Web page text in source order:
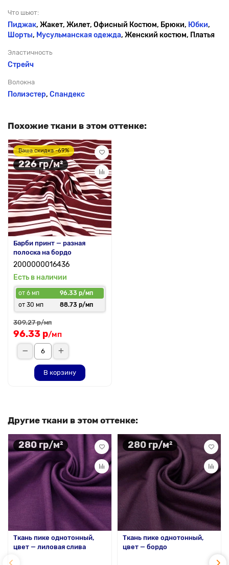
Что шьют:
Пиджак, Жакет, Жилет, Офисный Костюм, Брюки, Юбки,
Шорты, Мусульманская одежда, Женский костюм, Платья
Эластичность
Стрейч
Волокна
Полиэстер, Спандекс
Похожие ткани в этом оттенке:
Ваша скидка -69%
226 гр/м²
Барби принт — разная
полоска на бордо
2000000016436
Есть в наличии
от 6 мп
96.33 р/мп
от 30 мп
88.73 р/мп
309.27 р/мп
96.33 р/мп
В корзину
Другие ткани в этом оттенке:
280 гр/м²
Ткань пике однотонный,
цвет — лиловая слива
280 гр/м²
Ткань пике однотонный,
цвет — бордо